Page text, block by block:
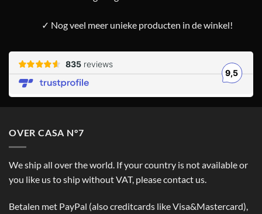
✓ Nog veel meer unieke producten in de winkel!
OVER CASA N°7
We ship all over the world. If your country is not available or
you like us to ship without VAT, please contact us.
Betalen met PayPal (also creditcards like Visa&Mastercard),